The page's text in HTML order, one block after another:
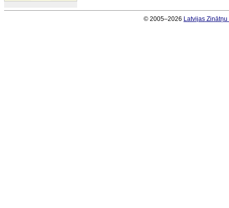
© 2005–2026 Latvijas